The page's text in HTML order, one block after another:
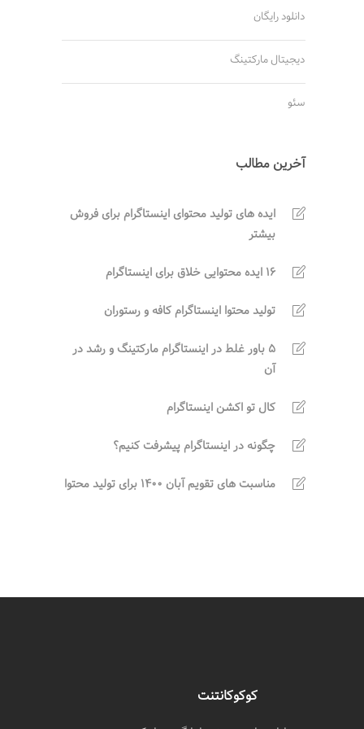
دانلود رایگان
دیجیتال مارکتینگ
سئو
آخرین مطالب
ایده های تولید محتوای اینستاگرام برای فروش
بیشتر
16 ایده محتوایی خلاق برای اینستاگرام
تولید محتوا اینستاگرام کافه و رستوران
5 باور غلط در اینستاگرام مارکتینگ و رشد در
آن
کال تو اکشن اینستاگرام
چگونه در اینستاگرام پیشرفت کنیم؟
مناسبت های تقویم آبان 1400 برای تولید محتوا
کوکوکانتنت